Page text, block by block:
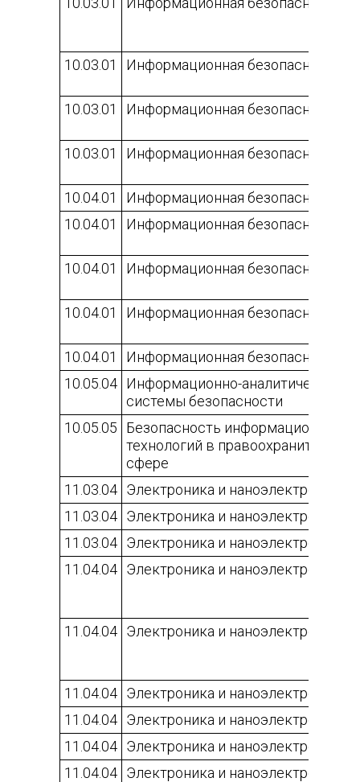
10.03.01 Информационная безопасность
10.03.01 Информационная безопасность
10.03.01 Информационная безопасность
10.04.01
Информационная безопасность
10.04.01
Информационная безопасность
10.04.01 Информационная безопасность
10.04.01 Информационная безопасность
10.04.01
Информационная безопасность
10.05.04 Информационно-аналитические
системы безопасности
10.05.05
Безопасность информационных
технологий в правоохранительной
сфере
11.03.04 Электроника и наноэлектроника
11.03.04 Электроника и наноэлектроника
11.03.04 Электроника и наноэлектроника
11.04.04 Электроника и наноэлектроника
11.04.04 Электроника и наноэлектроника
11.04.04 Электроника и наноэлектроника
11.04.04 Электроника и наноэлектроника
11.04.04 Электроника и наноэлектроника
11.04.04 Электроника и наноэлектроника